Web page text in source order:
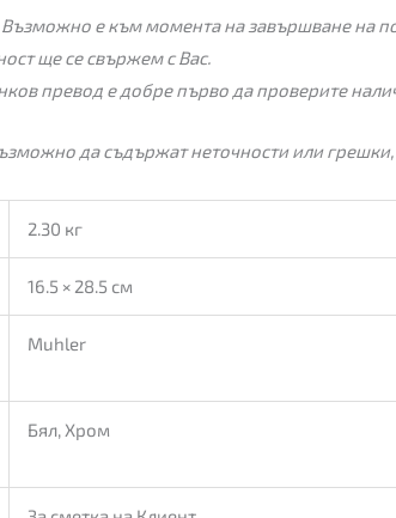
е към момента на завършване на
ще се свържем с Вас.
превод е добре първо да проверите
да съдържат неточности или
2.30 кг
16.5 × 28.5 см
Muhler
Бял, Хром